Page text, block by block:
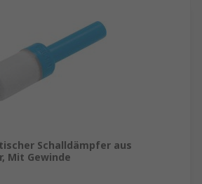
Schalldämpfer aus
Mit Gewinde